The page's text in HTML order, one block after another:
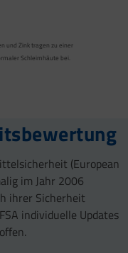
und Zink tragen zu einer
Schleimhäute bei.
tragen zur Erhaltung
(einschließlich
Immunsystems bei.
(European
im Jahr 2006
ihrer Sicherheit
individuelle Updates